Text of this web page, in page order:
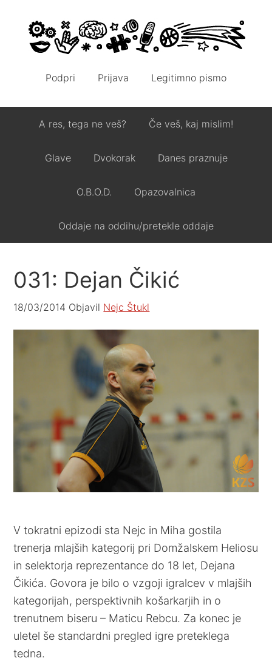
Podpri Prijava Legitimno pismo
A res, tega ne veš? Če veš, kaj mislim!
Glave Dvokorak Danes praznuje
O.B.O.D. Opazovalnica
Oddaje na oddihu/pretekle oddaje
031: Dejan Čikić
18/03/2014 Objavil Nejc Štukl
V tokratni epizodi sta Nejc in Miha gostila
trenerja mlajših kategorij pri Domžalskem Heliosu
in selektorja reprezentance do 18 let, Dejana
Čikića. Govora je bilo o vzgoji igralcev v mlajših
kategorijah, perspektivnih košarkarjih in o
trenutnem biseru – Maticu Rebcu. Za konec je
uletel še standardni pregled igre preteklega
tedna.